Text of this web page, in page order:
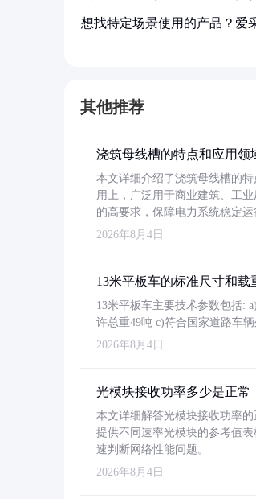
想找特定场景使用的产品？爱
其他推荐
浇筑母线槽的特点和应用领
本文详细介绍了浇筑母线槽的
用上，广泛用于商业建筑、工
的高要求，保障电力系统稳定运
2026年8月4日
13米平板车的标准尺寸和载
13米平板车主要技术参数包括:
许总重49吨 c)符合国家道路车
2026年8月4日
光模块接收功率多少是正常
本文详细解答光模块接收功率
提供不同速率光模块的参考值
速判断网络性能问题。
2026年8月4日